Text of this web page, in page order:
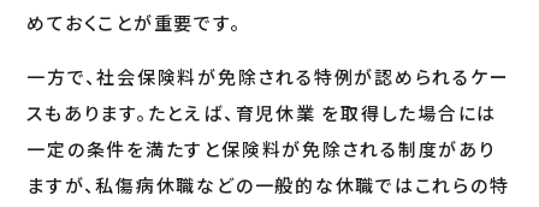
めておくことが重要です。
一方で、社会保険料が免除される特例が認められるケー
スもあります。たとえば、育児休業 を取得した場合には
一定の条件を満たすと保険料が免除される制度があり
ますが、私傷病休職などの一般的な休職ではこれらの特